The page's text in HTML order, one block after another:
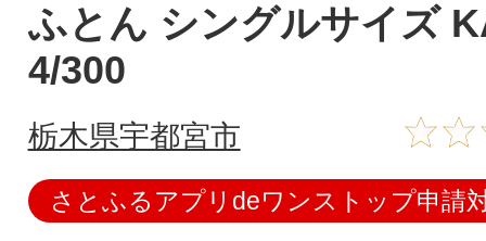
ふとん シングルサイズ
4/300
栃木県宇都宮市
さとふるアプリdeワンストップ申請